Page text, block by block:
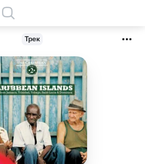
Трек